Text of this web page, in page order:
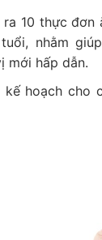
10 thực đơn
nhằm
mới hấp dẫn.
kế hoạch cho